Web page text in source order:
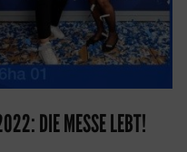
DIE MESSE LEBT!